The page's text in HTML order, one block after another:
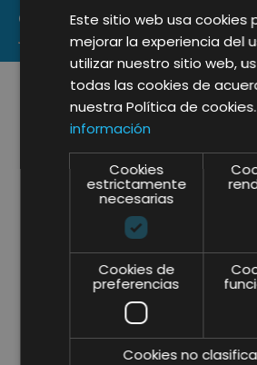
CONTACT USEste sitio web usa cookies
mejorar la experiencia del
utilizar nuestro sitio web,
todas las cookies de
nuestra Política de
información
Cookies
estrictamente
necesarias
Cookies de
preferencias
Cookies no